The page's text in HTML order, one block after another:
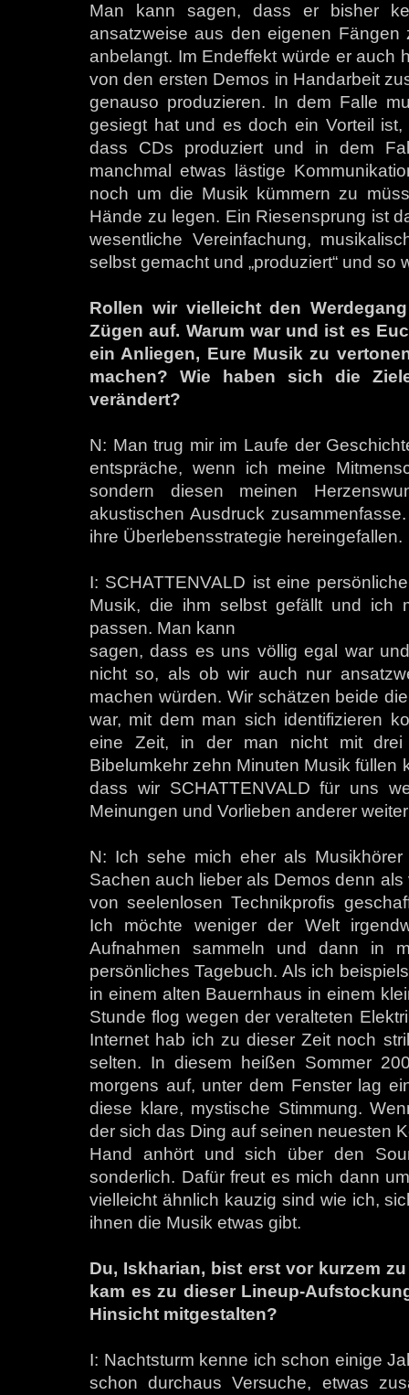
Man kann sagen, dass er bisher
ansatzweise aus den eigenen Fängen
anbelangt. Im Endeffekt würde er auch
von den ersten Demos in Handarbeit
genauso produzieren. In dem Falle
gesiegt hat und es doch ein Vorteil
dass CDs produziert und in dem
manchmal etwas lästige
noch um die Musik kümmern zu
Hände zu legen. Ein Riesensprung ist
wesentliche Vereinfachung,
selbst gemacht und „produziert“ und so
Rollen wir vielleicht den
Zügen auf. Warum war und ist es
ein Anliegen, Eure Musik zu
machen? Wie haben sich die
verändert?
N: Man trug mir im Laufe der
entspräche, wenn ich meine
sondern diesen meinen
akustischen Ausdruck
ihre Überlebensstrategie hereingefallen.
I: SCHATTENVALD ist eine
Musik, die ihm selbst gefällt und ich
passen. Man kann
sagen, dass es uns völlig egal war
nicht so, als ob wir auch nur
machen würden. Wir schätzen beide
war, mit dem man sich identifizieren
eine Zeit, in der man nicht mit drei
Bibelumkehr zehn Minuten Musik füllen
dass wir SCHATTENVALD für uns
Meinungen und Vorlieben anderer
N: Ich sehe mich eher als
Sachen auch lieber als Demos denn
von seelenlosen Technikprofis
Ich möchte weniger der Welt
Aufnahmen sammeln und dann in
persönliches Tagebuch. Als ich
in einem alten Bauernhaus in einem
Stunde flog wegen der veralteten
Internet hab ich zu dieser Zeit noch
selten. In diesem heißen Sommer
morgens auf, unter dem Fenster lag
diese klare, mystische Stimmung.
der sich das Ding auf seinen neuesten
Hand anhört und sich über den
sonderlich. Dafür freut es mich dann
vielleicht ähnlich kauzig sind wie ich,
ihnen die Musik etwas gibt.
Du, Iskharian, bist erst vor kurzem
kam es zu dieser Lineup-
Hinsicht mitgestalten?
I: Nachtsturm kenne ich schon einige
schon durchaus Versuche, etwas